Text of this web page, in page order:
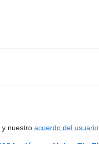
y nuestro acuerdo del usuario.